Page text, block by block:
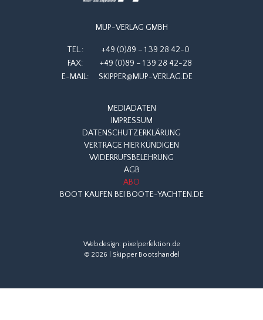
MUP-VERLAG GMBH
TEL.:
+49 (0)89 – 1 39 28 42-0
FAX:
+49 (0)89 – 1 39 28 42-28
E-MAIL:
SKIPPER@MUP-VERLAG.DE
MEDIADATEN
IMPRESSUM
DATENSCHUTZERKLÄRUNG
VERTRÄGE HIER KÜNDIGEN
WIDERRUFSBELEHRUNG
AGB
ABO
BOOT KAUFEN BEI BOOTE-YACHTEN.DE
Webdesign: pixelperfektion.de
© 2026 | Skipper Bootshandel